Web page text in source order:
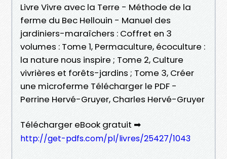
Livre Vivre avec la Terre - Méthode de la
ferme du Bec Hellouin - Manuel des
jardiniers-maraîchers : Coffret en 3
volumes : Tome 1, Permaculture, écoculture :
la nature nous inspire ; Tome 2, Culture
vivrières et forêts-jardins ; Tome 3, Créer
une microferme Télécharger le PDF -
Perrine Hervé-Gruyer, Charles Hervé-Gruyer
Télécharger eBook gratuit ➡
http://get-pdfs.com/pl/livres/25427/1043